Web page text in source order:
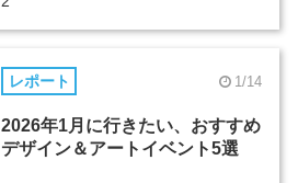
レポート 1/14
2026年1月に行きたい、おすすめ
デザイン＆アートイベント5選